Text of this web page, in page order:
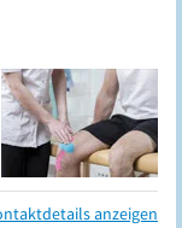
anzeigen